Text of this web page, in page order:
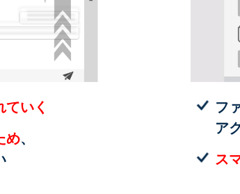
いく
め、
フ
ア
ス